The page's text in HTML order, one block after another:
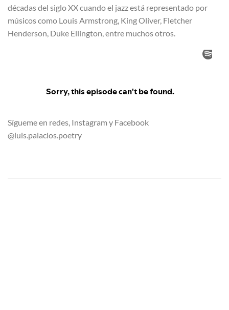
décadas del siglo XX cuando el jazz está representado por
músicos como Louis Armstrong, King Oliver, Fletcher
Henderson, Duke Ellington, entre muchos otros.
Sígueme en redes, Instagram y Facebook
@luis.palacios.poetry